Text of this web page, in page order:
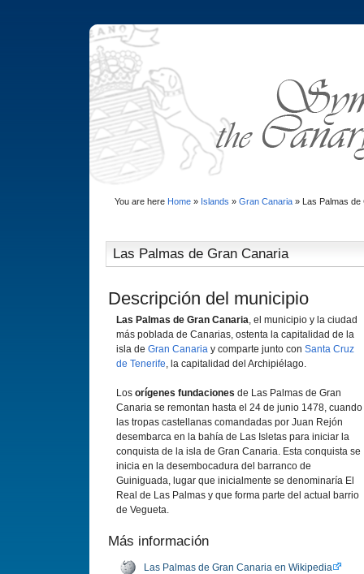
You are here Home» Islands » Gran Canaria» Las Palmas de
Las Palmas de Gran Canaria
Descripción del municipio
Las Palmas de Gran Canaria, el municipio y la ciudad
más poblada de Canarias, ostenta la capitalidad de la
isla de Gran Canaria y comparte junto con Santa Cruz
de Tenerife, la capitalidad del Archipiélago.
Los orígenes fundaciones de Las Palmas de Gran
Canaria se remontan hasta el 24 de junio 1478, cuando
las tropas castellanas comandadas por Juan Rejón
desembarca en la bahía de Las Isletas para iniciar la
conquista de la isla de Gran Canaria. Esta conquista se
inicia en la desembocadura del barranco de
Guiniguada, lugar que inicialmente se denominaría El
Real de Las Palmas y que forma parte del actual barrio
de Vegueta.
Más información
Las Palmas de Gran Canaria en Wikipedia